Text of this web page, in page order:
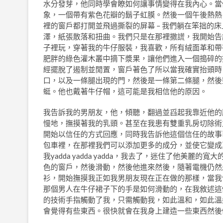
水分發芽，他同時學會瞭如何讓事情變得在我內心。
象，一個帶有紫色花瓣的鬍子虹膜。然後一個午後熱
裡的窗戶都打開並飛過撕裂的屏幕 – 我們躺在笨拙的
澤，紙張散落和扭曲。我們只是在那裡撒謊，我開始
子裡玩，穿著我的牛仔服裝，我喜歡，所有絨面革和
肥胖的綠色灌木叢中摘下漿果，讓他們進入一個搗碎
經擺脫了遏制並閒置，窗戶著色了所以當我確實抬頭
口，以及一條腿出現的門，然後是一條第二條腿，然
蜓。他也戴著牛仔帽，這可能是我相信他的原因。
我告訴我的男朋友，他，傾聽，翻過並舀起我靠近他
慢地，撫摸著我的乳頭。甚至在我患有雙重乳房切除
開始以信任的方式回應，同時我告訴他這個信任的故
包車裡，在那裡我們可以添加更多的成分，並使它變
我yadda yadda yadda，我去了，迷住了他美麗的寬
色的窗戶，然後滑動，然後他進來然後，隨著電機仍
衫，開始撫摸我正如我男朋友現在正在做的那樣，當
那個男人在牛仔裙子下的手是如何滑動的，在我敘述
的技術手指觸動了我，只需觸動我，如此溫和，如此
會覺得有些東西。很快就會在我身上建造一些東西然